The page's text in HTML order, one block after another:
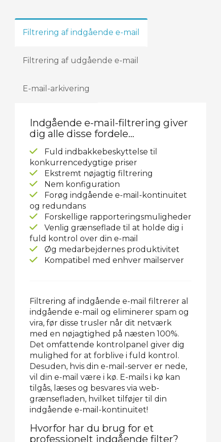
Filtrering af indgående e-mail
Filtrering af udgående e-mail
E-mail-arkivering
Indgående e-mail-filtrering giver
dig alle disse fordele...
Fuld indbakkebeskyttelse til
konkurrencedygtige priser
Ekstremt nøjagtig filtrering
Nem konfiguration
Forøg indgående e-mail-kontinuitet
og redundans
Forskellige rapporteringsmuligheder
Venlig grænseflade til at holde dig i
fuld kontrol over din e-mail
Øg medarbejdernes produktivitet
Kompatibel med enhver mailserver
Filtrering af indgående e-mail filtrerer al
indgående e-mail og eliminerer spam og
vira, før disse trusler når dit netværk
med en nøjagtighed på næsten 100%.
Det omfattende kontrolpanel giver dig
mulighed for at forblive i fuld kontrol.
Desuden, hvis din e-mail-server er nede,
vil din e-mail være i kø. E-mails i kø kan
tilgås, læses og besvares via web-
grænsefladen, hvilket tilføjer til din
indgående e-mail-kontinuitet!
Hvorfor har du brug for et
professionelt indgående filter?